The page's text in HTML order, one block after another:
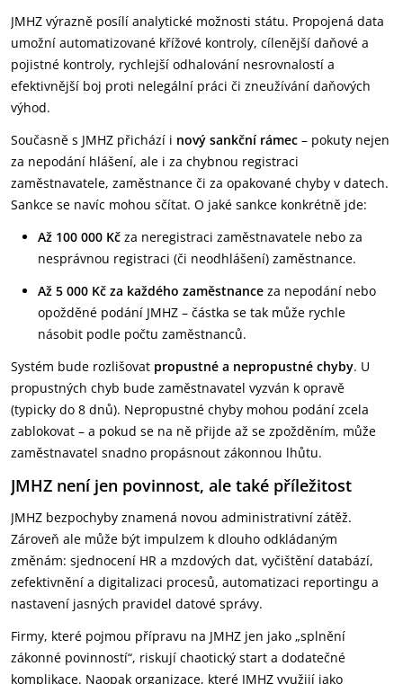
JMHZ výrazně posílí analytické možnosti státu. Propojená data
umožní automatizované křížové kontroly, cílenější daňové a
pojistné kontroly, rychlejší odhalování nesrovnalostí a
efektivnější boj proti nelegální práci či zneužívání daňových
výhod.
Současně s JMHZ přichází i nový sankční rámec – pokuty nejen
za nepodání hlášení, ale i za chybnou registraci
zaměstnavatele, zaměstnance či za opakované chyby v datech.
Sankce se navíc mohou sčítat. O jaké sankce konkrétně jde:
Až 100 000 Kč za neregistraci zaměstnavatele nebo za
nesprávnou registraci (či neodhlášení) zaměstnance.
Až 5 000 Kč za každého zaměstnance za nepodání nebo
opožděné podání JMHZ – částka se tak může rychle
násobit podle počtu zaměstnanců.
Systém bude rozlišovat propustné a nepropustné chyby. U
propustných chyb bude zaměstnavatel vyzván k opravě
(typicky do 8 dnů). Nepropustné chyby mohou podání zcela
zablokovat – a pokud se na ně přijde až se zpožděním, může
zaměstnavatel snadno propásnout zákonnou lhůtu.
JMHZ není jen povinnost, ale také příležitost
JMHZ bezpochyby znamená novou administrativní zátěž.
Zároveň ale může být impulzem k dlouho odkládaným
změnám: sjednocení HR a mzdových dat, vyčištění databází,
zefektivnění a digitalizaci procesů, automatizaci reportingu a
nastavení jasných pravidel datové správy.
Firmy, které pojmou přípravu na JMHZ jen jako „splnění
zákonné povinností“, riskují chaotický start a dodatečné
komplikace. Naopak organizace, které JMHZ využijí jako